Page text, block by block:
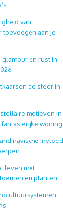
van
toevoegen aan je
en rust in
de sfeer in
motieven in
woning
invloed
leven met
en planten